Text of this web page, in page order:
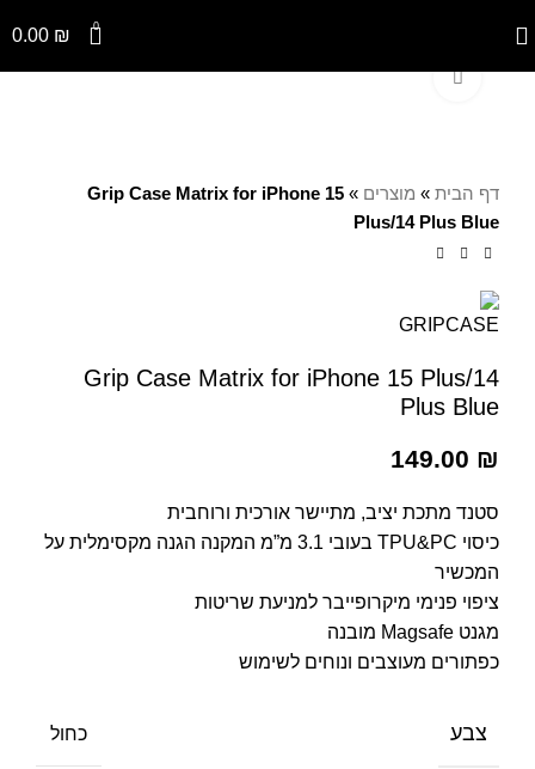
0
0.00 ₪
Click to enlarge
דף הבית » מוצרים »
Grip Case Matrix for iPhone 15
Plus/14 Plus Blue
Grip Case Matrix for iPhone 15 Plus/14
Plus Blue
149.00 ₪
סטנד מתכת יציב, מתיישר אורכית ורוחבית
כיסוי TPU&PC בעובי 3.1 מ”מ המקנה הגנה מקסימלית על
המכשיר
ציפוי פנימי מיקרופייבר למניעת שריטות
מגנט Magsafe מובנה
כפתורים מעוצבים ונוחים לשימוש
צבע כחול